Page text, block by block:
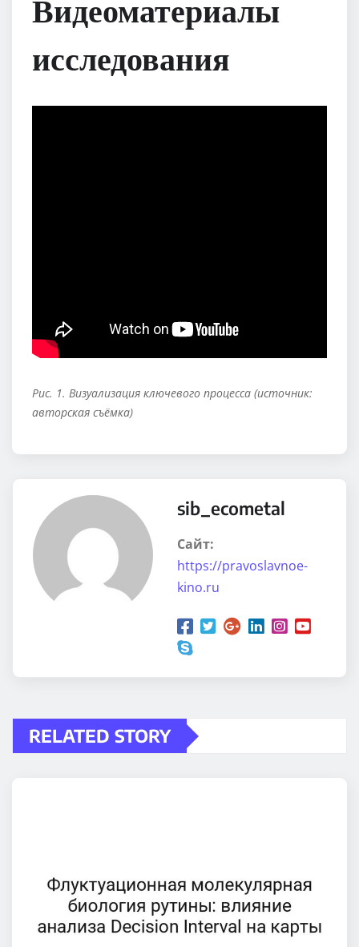
Видеоматериалы
исследования
Рис. 1. Визуализация ключевого процесса (источник:
авторская съёмка)
sib_ecometal
Сайт:
https://pravoslavnoe-
kino.ru
RELATED STORY